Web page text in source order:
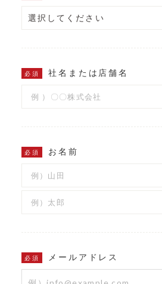
必須 社名または店舗名
必須 お名前
必須 メールアドレス